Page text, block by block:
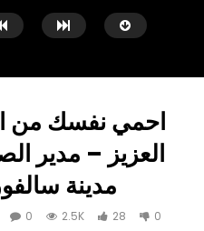
Watch Later
02:27:52
الشباب: التحديات و الفرص
احمي نفسك من
العزيز – مدير
مدينة
0 2.5K 28 0